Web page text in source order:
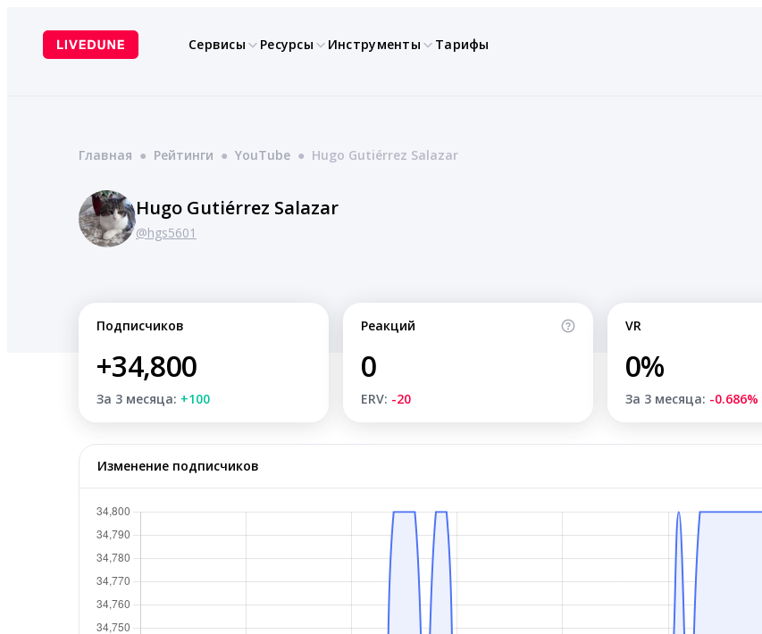
содержимому
Сервисы Ресурсы Инструменты Тарифы
Главная ● Рейтинги ● YouTube ● Hugo Gutiérrez Salazar
Hugo Gutiérrez Salazar
@hgs5601
Подписчиков
+34,800
За 3 месяца: +100
Реакций
0
ERV: -20
VR
0%
За 3 месяца: -0.686%
Изменение подписчиков